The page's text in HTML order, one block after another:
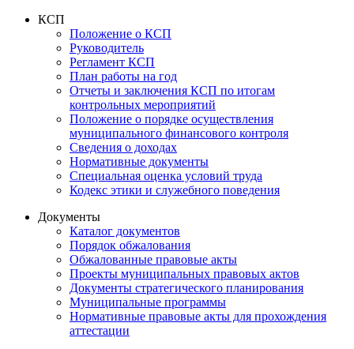
КСП
Положение о КСП
Руководитель
Регламент КСП
План работы на год
Отчеты и заключения КСП по итогам
контрольных мероприятий
Положение о порядке осуществления
муниципального финансового контроля
Сведения о доходах
Нормативные документы
Специальная оценка условий труда
Кодекс этики и служебного поведения
Документы
Каталог документов
Порядок обжалования
Обжалованные правовые акты
Проекты муниципальных правовых актов
Документы стратегического планирования
Муниципальные программы
Нормативные правовые акты для прохождения
аттестации